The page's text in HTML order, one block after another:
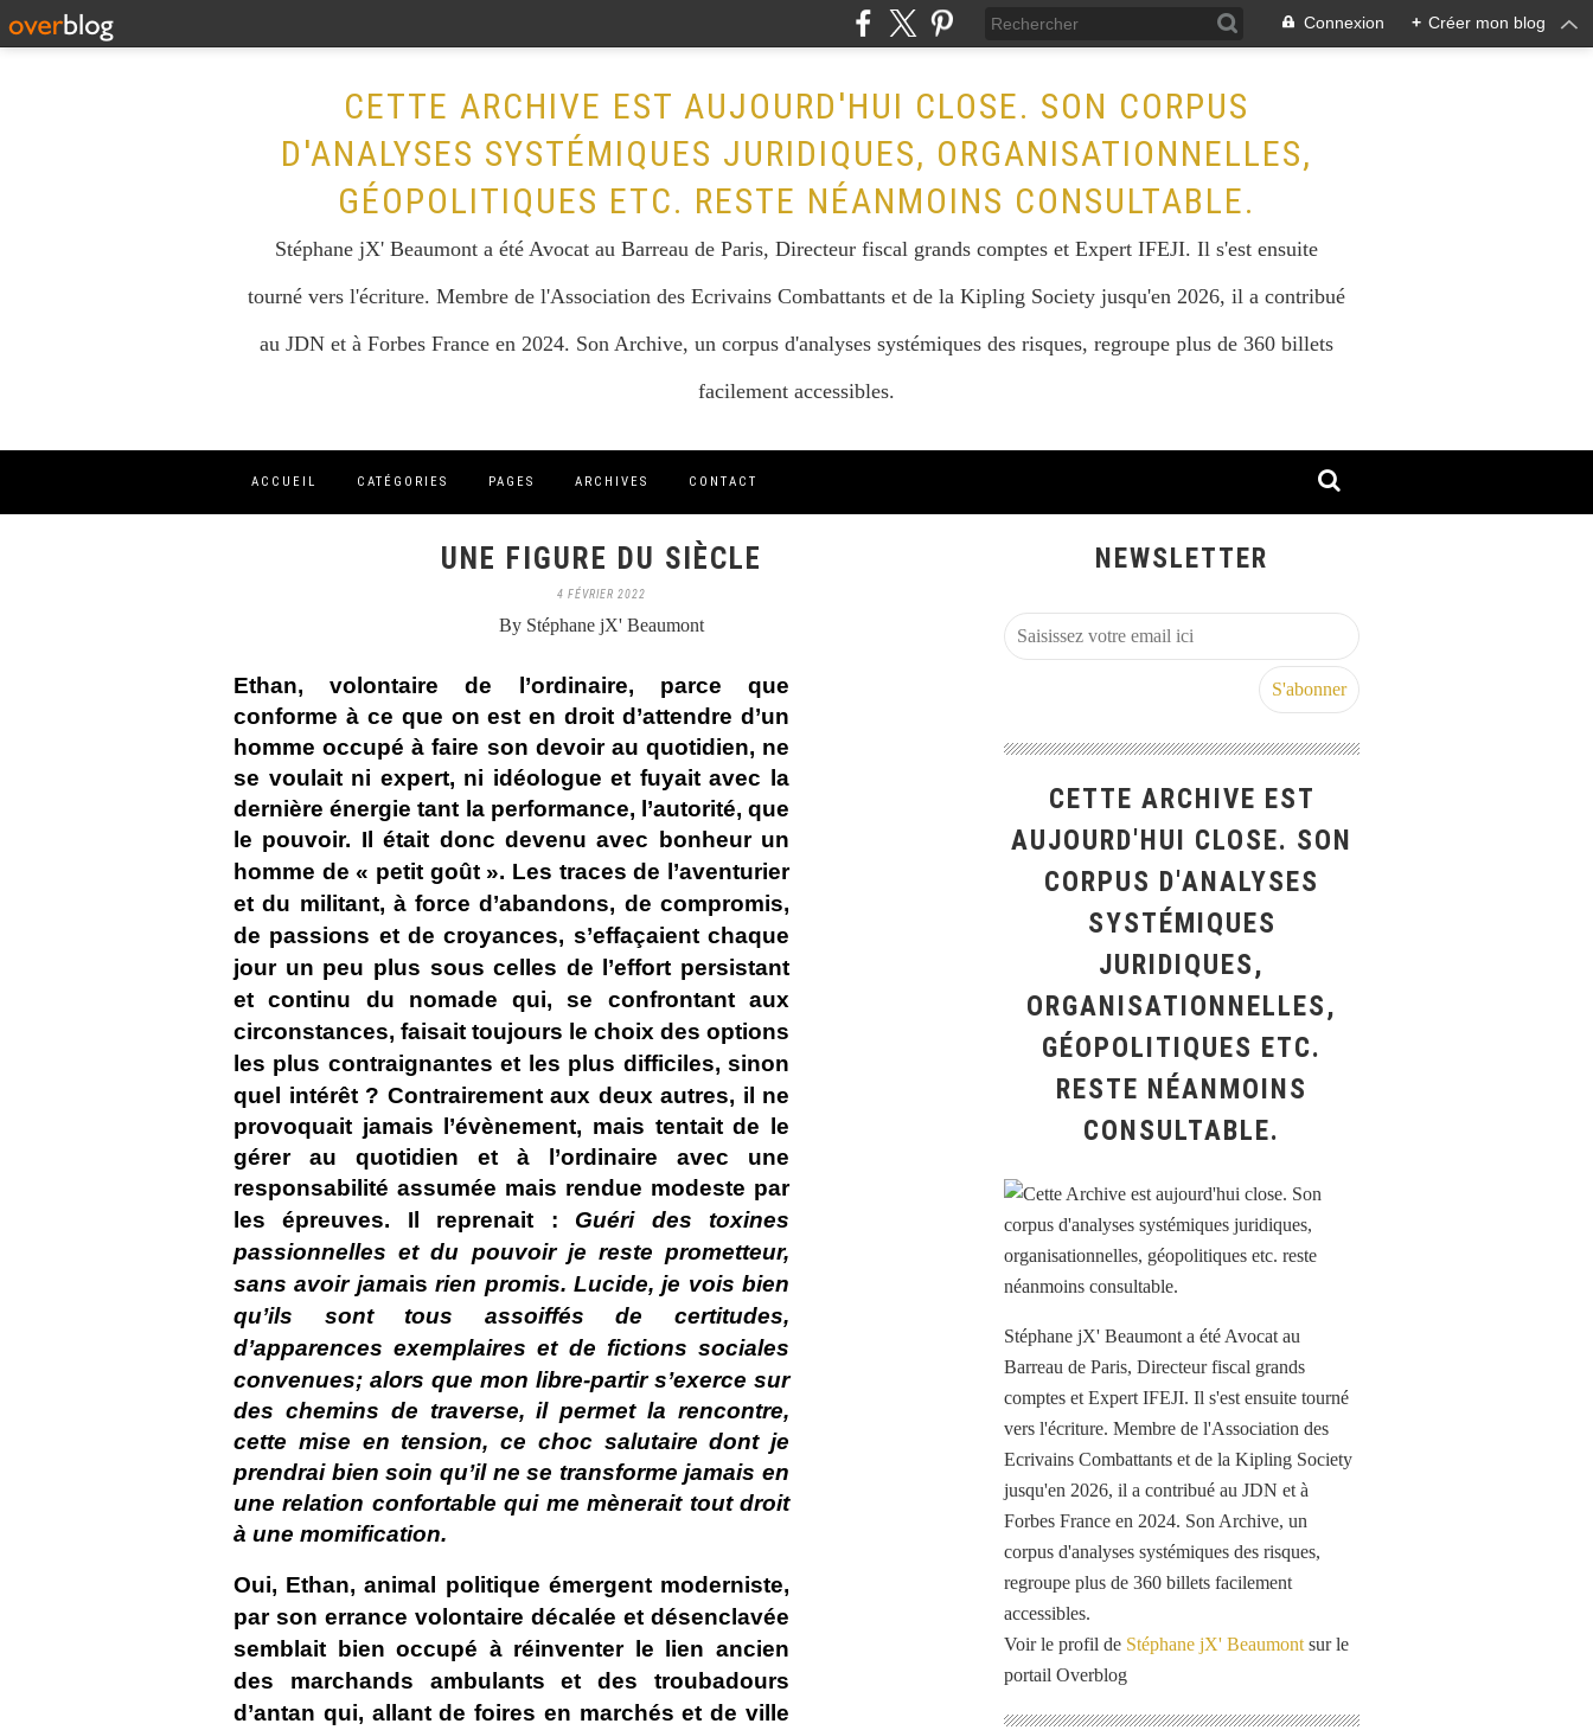
Connexion + Créer mon blog
CETTE ARCHIVE EST AUJOURD'HUI CLOSE. SON CORPUS
D'ANALYSES SYSTÉMIQUES JURIDIQUES, ORGANISATIONNELLES,
GÉOPOLITIQUES ETC. RESTE NÉANMOINS CONSULTABLE.
Stéphane jX' Beaumont a été Avocat au Barreau de Paris, Directeur fiscal grands comptes et Expert IFEJI. Il s'est ensuite
tourné vers l'écriture. Membre de l'Association des Ecrivains Combattants et de la Kipling Society jusqu'en 2026, il a contribué
au JDN et à Forbes France en 2024. Son Archive, un corpus d'analyses systémiques des risques, regroupe plus de 360 billets
facilement accessibles.
ACCUEIL CATÉGORIES PAGES ARCHIVES CONTACT
UNE FIGURE DU SIÈCLE
4 FÉVRIER 2022
By Stéphane jX' Beaumont
Ethan, volontaire de l’ordinaire, parce que
conforme à ce que on est en droit d’attendre d’un
homme occupé à faire son devoir au quotidien, ne
se voulait ni expert, ni idéologue et fuyait avec la
dernière énergie tant la performance, l’autorité, que
le pouvoir. Il était donc devenu avec bonheur un
homme de « petit goût ». Les traces de l’aventurier
et du militant, à force d’abandons, de compromis,
de passions et de croyances, s’effaçaient chaque
jour un peu plus sous celles de l’effort persistant
et continu du nomade qui, se confrontant aux
circonstances, faisait toujours le choix des options
les plus contraignantes et les plus difficiles, sinon
quel intérêt ? Contrairement aux deux autres, il ne
provoquait jamais l’évènement, mais tentait de le
gérer au quotidien et à l’ordinaire avec une
responsabilité assumée mais rendue modeste par
les épreuves. Il reprenait : Guéri des toxines
passionnelles et du pouvoir je reste prometteur,
sans avoir jamaisrien promis. Lucide, je vois bien
qu’ils sont tous assoiffés de certitudes,
d’apparences exemplaires et de fictions sociales
convenues; alors que mon libre-partir s’exerce sur
des chemins de traverse, il permet la rencontre,
cette mise en tension, ce choc salutaire dont je
prendrai bien soin qu’il ne se transforme jamais en
une relation confortable qui me mènerait tout droit
à une momification.
Oui, Ethan, animal politique émergent moderniste,
par son errance volontaire décalée et désenclavée
semblait bien occupé à réinventer le lien ancien
des marchands ambulants et des troubadours
d’antan qui, allant de foires en marchés et de ville
NEWSLETTER
CETTE ARCHIVE EST
AUJOURD'HUI CLOSE. SON
CORPUS D'ANALYSES
SYSTÉMIQUES
JURIDIQUES,
ORGANISATIONNELLES,
GÉOPOLITIQUES ETC.
RESTE NÉANMOINS
CONSULTABLE.
Stéphane jX' Beaumont a été Avocat au
Barreau de Paris, Directeur fiscal grands
comptes et Expert IFEJI. Il s'est ensuite tourné
vers l'écriture. Membre de l'Association des
Ecrivains Combattants et de la Kipling Society
jusqu'en 2026, il a contribué au JDN et à
Forbes France en 2024. Son Archive, un
corpus d'analyses systémiques des risques,
regroupe plus de 360 billets facilement
accessibles.
Voir le profil de Stéphane jX' Beaumont sur le
portail Overblog